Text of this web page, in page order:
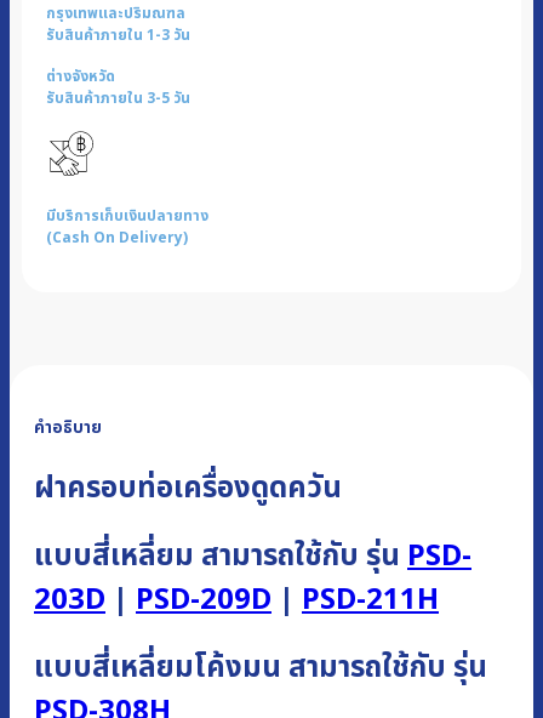
กรุงเทพและปริมณฑล
รับสินค้าภายใน 1-3 วัน
ต่างจังหวัด
รับสินค้าภายใน 3-5 วัน
มีบริการเก็บเงินปลายทาง
(Cash On Delivery)
คำอธิบาย
ฝาครอบท่อเครื่องดูดควัน
แบบสี่เหลี่ยม สามารถใช้กับ รุ่น PSD-
203D | PSD-209D | PSD-211H
แบบสี่เหลี่ยมโค้งมน สามารถใช้กับ รุ่น